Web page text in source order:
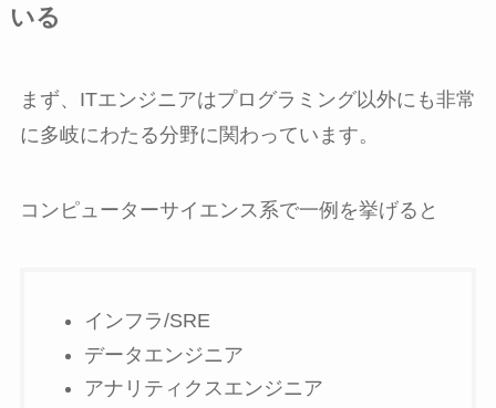
いる
まず、ITエンジニアはプログラミング以外にも非常
に多岐にわたる分野に関わっています。
コンピューターサイエンス系で一例を挙げると
インフラ/SRE
データエンジニア
アナリティクスエンジニア